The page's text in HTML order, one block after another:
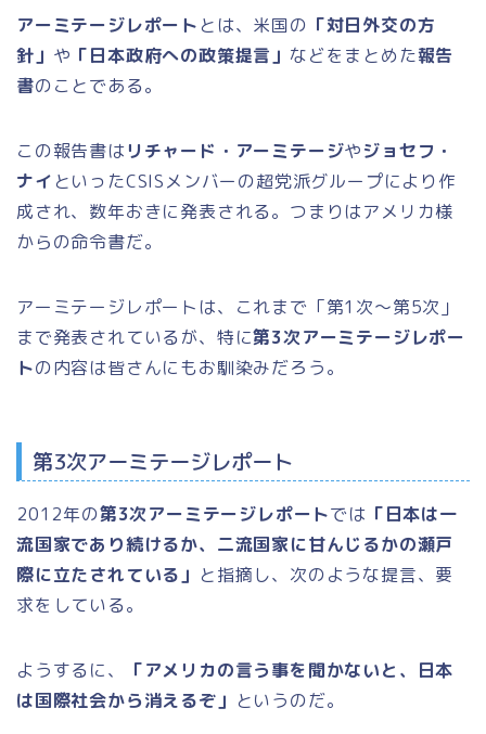
アーミテージレポートとは、米国の 「対日外交の方
針」 や 「日本政府への政策提言」 などをまとめた報告
書のことである。
この報告書はリチャード・アーミテージやジョセフ・
ナイといったCSISメンバーの超党派グループにより作
成され、数年おきに発表される。つまりはアメリカ様
からの命令書だ。
アーミテージレポートは、これまで「第1次～第5次」
まで発表されているが、特に第3次アーミテージレポー
トの内容は皆さんにもお馴染みだろう。
第3次アーミテージレポート
2012年の第3次アーミテージレポートでは 「日本は一
流国家であり続けるか、二流国家に甘んじるかの瀬戸
際に立たされている」 と指摘し、次のような提言、要
求をしている。
ようするに、
「アメリカの言う事を聞かないと、日本
は国際社会から消えるぞ」 というのだ。